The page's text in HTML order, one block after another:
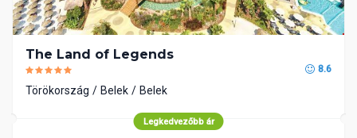
The Land of Legends
8.6
Törökország Belek Belek
Legkedvezőbb ár